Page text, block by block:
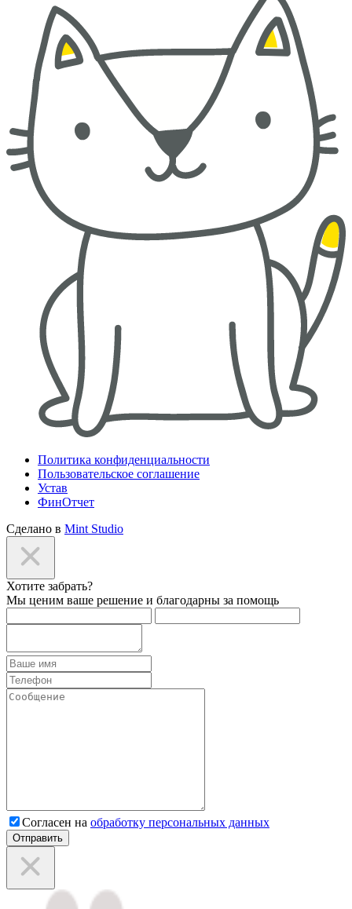
Политика конфиденциальности
Пользовательское соглашение
Устав
ФинОтчет
Сделано в Mint Studio
Хотите забрать?
Мы ценим ваше решение и благодарны за помощь
Согласен на обработку персональных данных
Отправить